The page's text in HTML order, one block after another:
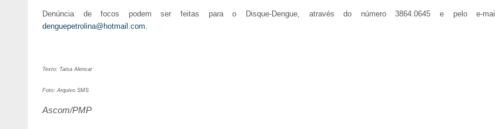
Denúncia de focos podem ser feitas para o Disque-Dengue, através do número 3864.0645 e pelo e-mail
denguepetrolina@hotmail.com.
Texto: Taisa Alencar
Foto: Arquivo SMS
Ascom/PMP